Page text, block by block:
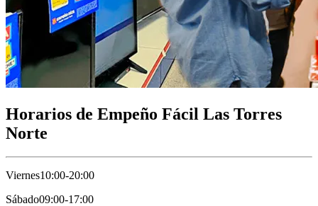
Horarios de Empeño Fácil Las Torres
Norte
Viernes10:00-20:00
Sábado09:00-17:00